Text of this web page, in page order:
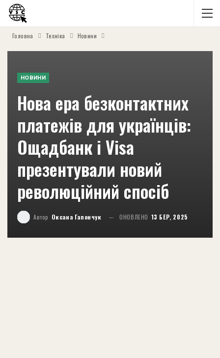
Головна Техніка Новини
НОВИНИ
Нова ера безконтактних
платежів для українців:
Ощадбанк і Visa
презентували новий
революційний спосіб
Автор Оксана Гапончук ОНОВЛЕНО 13 БЕР, 2025